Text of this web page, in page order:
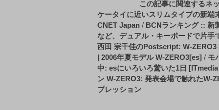
この記事に関連するネ
ケータイに近いスリムタイプの新端
CNET Japan / BCNランキング :: 新
など、デュアル・キーボードで片手
西田 宗千佳のPostscript: W-ZERO3
| 2006年夏モデル W-ZERO3[es] / モ
中: esにいろいろ驚いた1日
ン W-ZERO3: 発表会場で触れたW-
プレッション